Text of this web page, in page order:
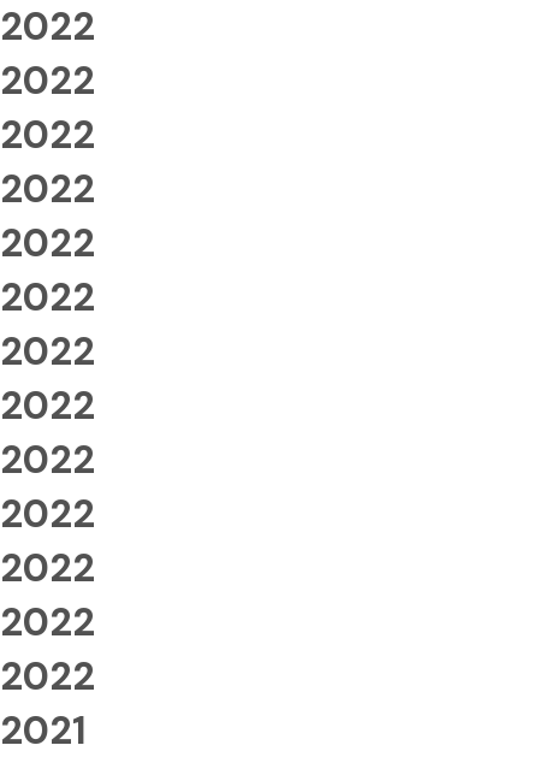
2022
2022
2022
2022
2022
2022
2022
2022
2022
2022
2022
2022
2022
2021